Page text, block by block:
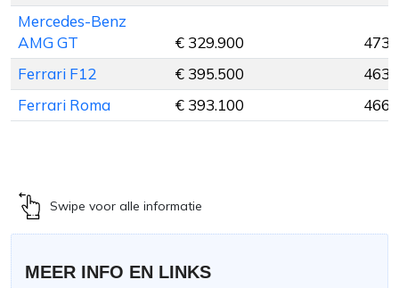
Mercedes-Benz
AMG GT
€ 329.900
473
Ferrari F12
€ 395.500
463
Ferrari Roma
€ 393.100 466
Swipe voor alle informatie
MEER INFO EN LINKS